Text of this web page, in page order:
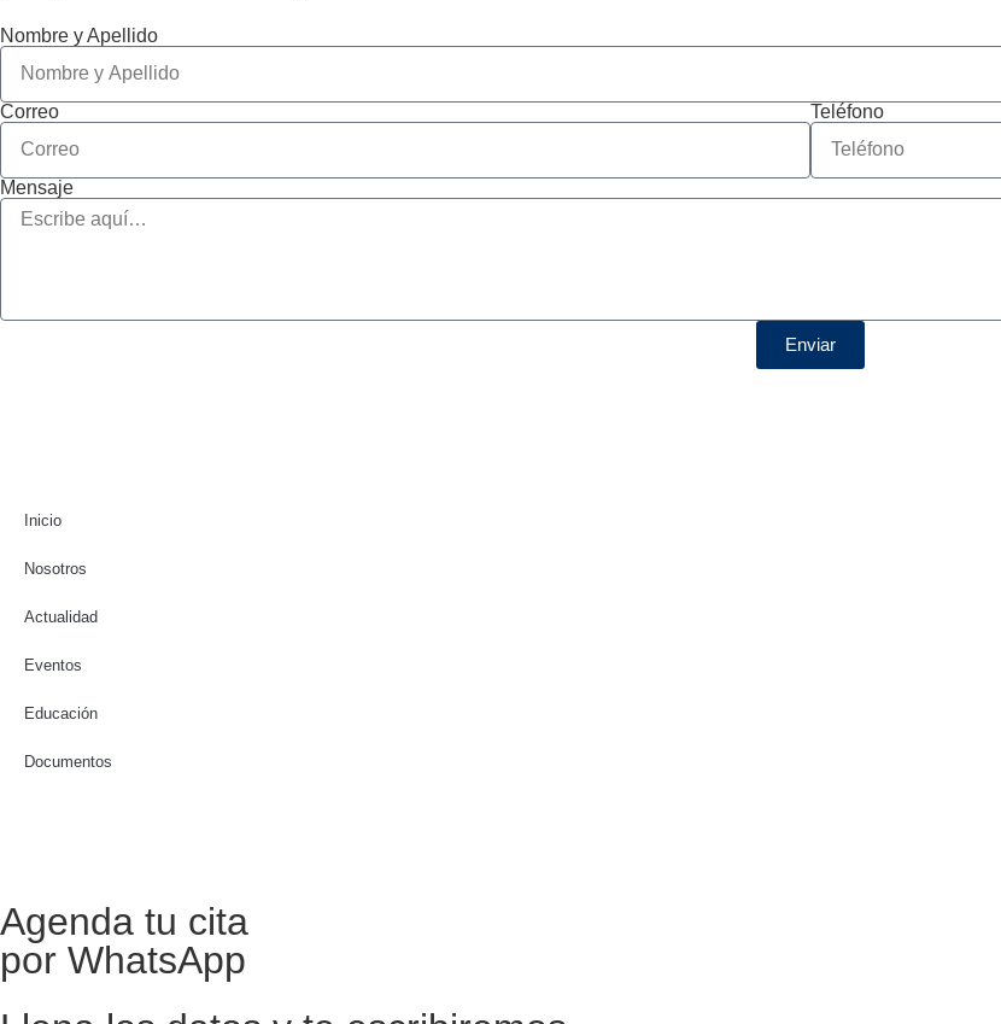
Nombre y Apellido
Correo Teléfono
Mensaje
Enviar
Inicio
Nosotros
Actualidad
Eventos
Educación
Documentos
Agenda tu cita
por WhatsApp